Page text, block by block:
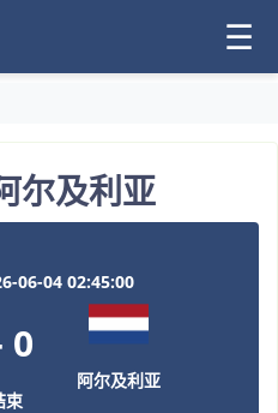
☰
尔及利亚
06-04 02:45:00
0
束
阿尔及利亚